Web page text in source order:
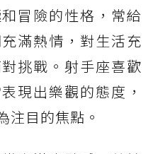
冒險的性格，常給
滿熱情，對生活充
挑戰。射手座喜歡
現出樂觀的態度，
注目的焦點。